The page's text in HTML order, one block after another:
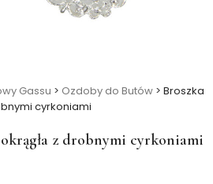
Gassu > Ozdoby do Butów > Broszka
cyrkoniami
z drobnymi cyrkoniami